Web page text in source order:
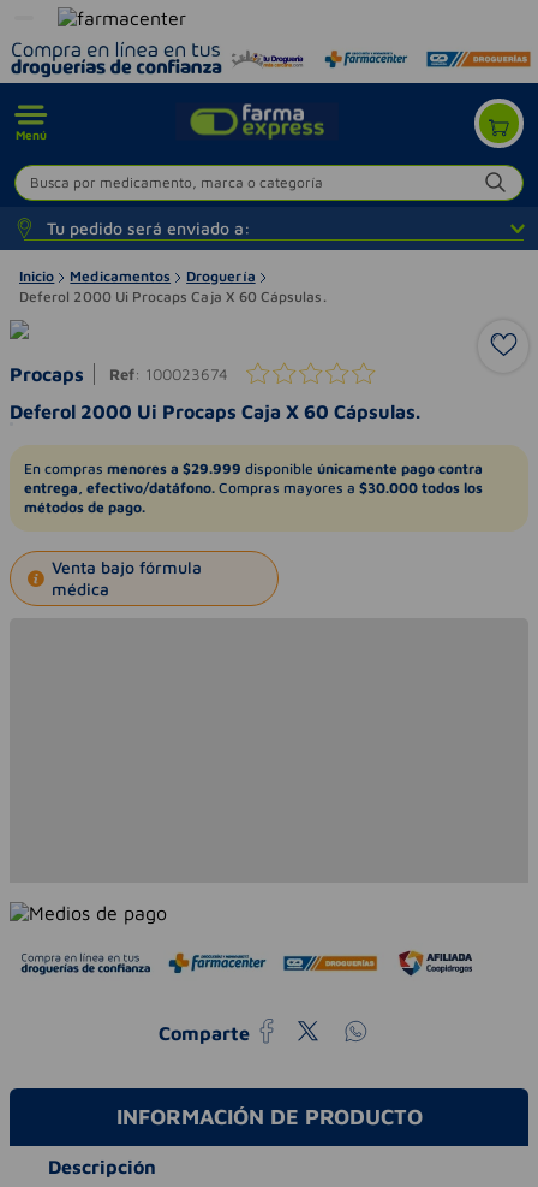
Menú
Busca por medicamento, marca o categoría
Tu pedido será enviado a:
Inicio Medicamentos
Droguería
Deferol 2000 Ui Procaps Caja X 60 Cápsulas.
Procaps Ref: 100023674
Deferol 2000 Ui Procaps Caja X 60 Cápsulas.
En compras menores a $29.999 disponible únicamente pago contra
entrega, efectivo/datáfono. Compras mayores a $30.000 todos los
métodos de pago.
Venta bajo fórmula
médica
Comparte
INFORMACIÓN DE PRODUCTO
Descripción